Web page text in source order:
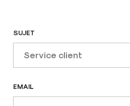
SUJET
EMAIL